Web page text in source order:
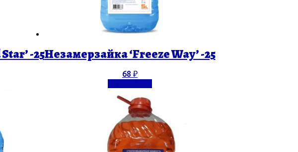
-25Незамерзайка ‘Freeze Way’ -25
68 ₽